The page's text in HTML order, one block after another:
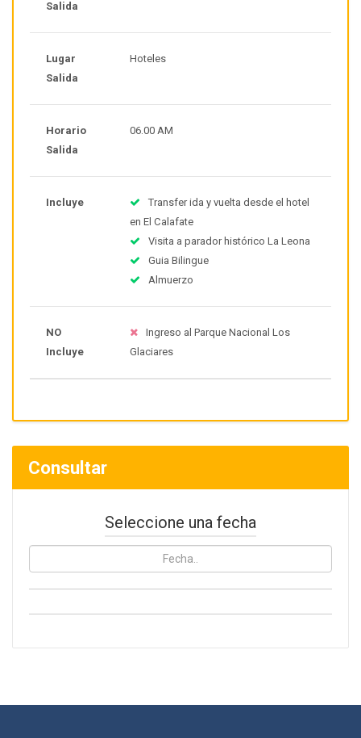
Salida
Lugar
Salida
Hoteles
Horario
Salida
06.00 AM
Incluye
Transfer ida y vuelta desde el hotel
en El Calafate
Visita a parador histórico La Leona
Guia Bilingue
Almuerzo
NO
Incluye
Ingreso al Parque Nacional Los
Glaciares
Consultar
Seleccione una fecha